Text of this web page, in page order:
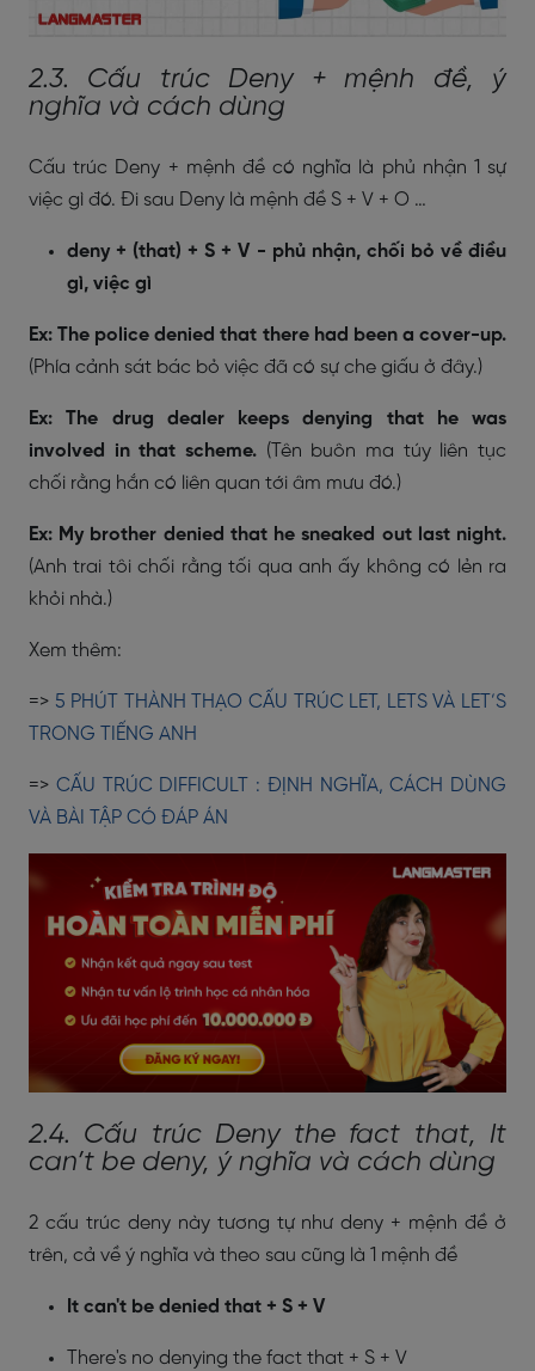
2.3. Cấu trúc Deny + mệnh đề, ý
nghĩa và cách dùng
Cấu trúc Deny + mệnh đề có nghĩa là phủ nhận 1 sự
việc gì đó. Đi sau Deny là mệnh đề S + V + O …
deny + (that) + S + V - phủ nhận, chối bỏ về điều
gì, việc gì
Ex: The police denied that there had been a cover-up.
(Phía cảnh sát bác bỏ việc đã có sự che giấu ở đây.)
Ex: The drug dealer keeps denying that he was
involved in that scheme. (Tên buôn ma túy liên tục
chối rằng hắn có liên quan tới âm mưu đó.)
Ex: My brother denied that he sneaked out last night.
(Anh trai tôi chối rằng tối qua anh ấy không có lẻn ra
khỏi nhà.)
Xem thêm:
=> 5 PHÚT THÀNH THẠO CẤU TRÚC LET, LETS VÀ LET’S
TRONG TIẾNG ANH
=> CẤU TRÚC DIFFICULT : ĐỊNH NGHĨA, CÁCH DÙNG
VÀ BÀI TẬP CÓ ĐÁP ÁN
2.4. Cấu trúc Deny the fact that, It
can’t be deny, ý nghĩa và cách dùng
2 cấu trúc deny này tương tự như deny + mệnh đề ở
trên, cả về ý nghĩa và theo sau cũng là 1 mệnh đề
It can't be denied that + S + V
There's no denying the fact that + S + V